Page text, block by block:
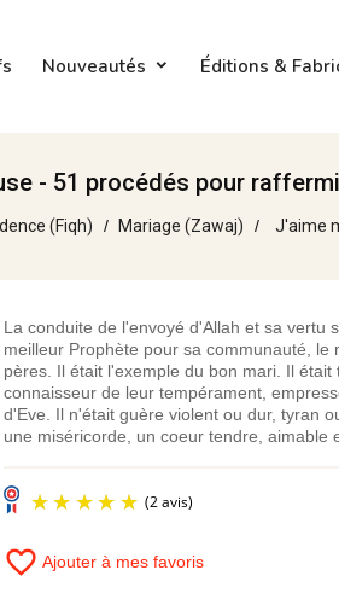
Nouveautés Éditions &
- 51 procédés pour
(Fiqh) Mariage (Zawaj) J'aime
La conduite de l'envoyé d'Allah et sa vertu
meilleur Prophète pour sa communauté,
pères. Il était l'exemple du bon mari. Il
connaisseur de leur tempérament,
d'Eve. Il n'était guère violent ou dur, tyran
une miséricorde, un coeur tendre, aimable
favorite_border Ajouter à mes favoris